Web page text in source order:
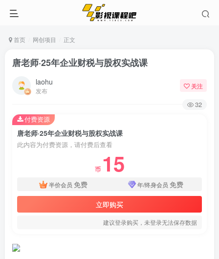
首页 网创项目 正文
唐老师·25年企业财税与股权实战课
laohu
发布
关注
32
唐老师·25年企业财税与股权实战课
此内容为付费资源，请付费后查看
币 15
半价会员 免费 年/终身会员 免费
立即购买
建议登录购买，未登录无法保存数据
付费资源